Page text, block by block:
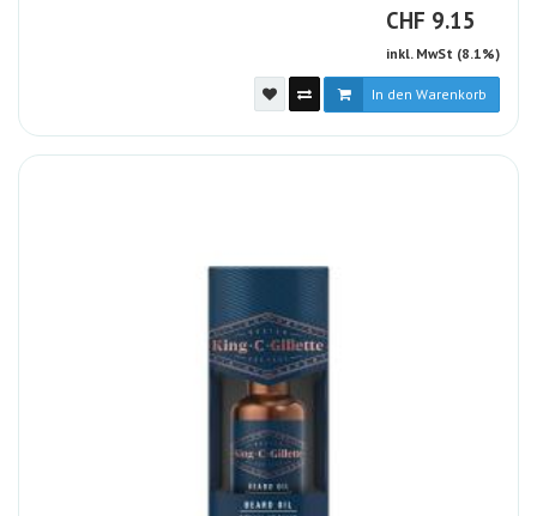
CHF CHF
9.15
inkl. MwSt (8.1%)
In den Warenkorb